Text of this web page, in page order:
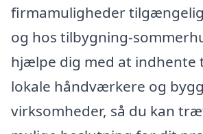
firmamuligheder
og hos tilbygning-
hjælpe dig med at indhente
lokale håndværkere og
virksomheder, så du kan